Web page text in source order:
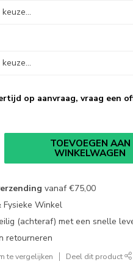
op aanvraag, vraag een
TOEVOEGEN AAN
WINKELWAGEN
vanaf€75,00
Fysieke Winkel
(achteraf) met een snelle
retourneren
te vergelijken Deel dit product